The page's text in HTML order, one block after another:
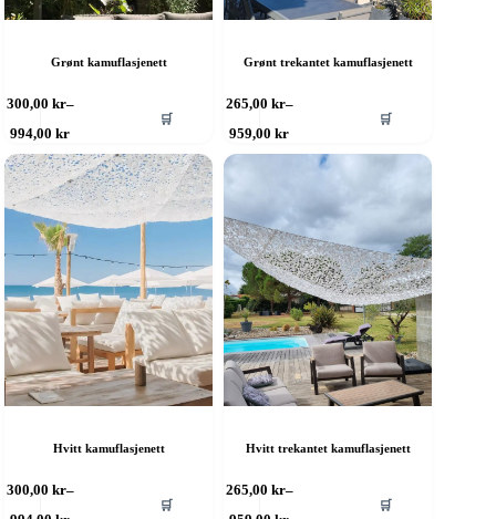
Grønt kamuflasjenett
300,00 kr–
994,00kr
Prisområde:
300,00 kr
til
994,00 kr
🛒
Grønt trekantet kamuflasjenett
265,00 kr–
959,00kr
Prisområde:
265,00 kr
🛒
Dette
flere
varianter.
Alternativene
kan
velges
på
produktsiden
Hvitt kamuflasjenett
300,00 kr–
Prisområde:
🛒
Hvitt trekantet kamuflasjenett
265,00 kr–
Prisområde:
🛒
Dette